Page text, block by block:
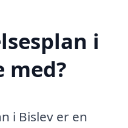
i
med?
i Bislev er en